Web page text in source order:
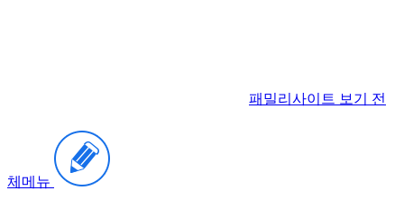
패밀리사이트 보기 전
체메뉴